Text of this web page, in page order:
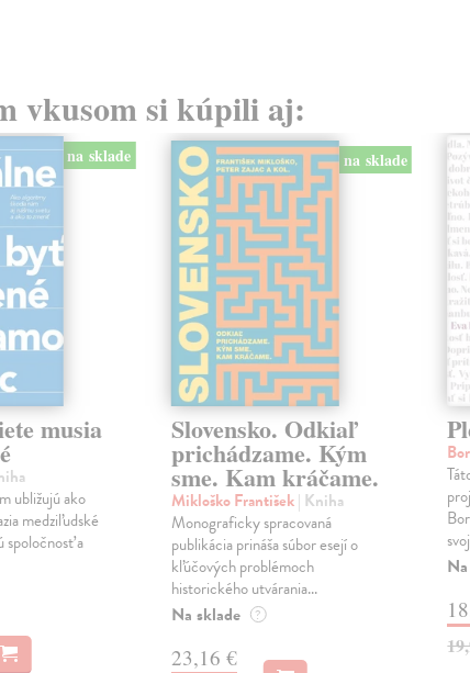
vkusom si kúpili aj:
na sklade
musia
ubližujú ako
medziľudské
spoločnosť a
na sklade
Slovensko. Odkiaľ
prichádzame. Kým
sme. Kam kráčame.
Mikloško František| Kniha
Monograficky spracovaná
publikácia prináša súbor esejí o
kľúčových problémoch
historického utvárania...
Na sklade ?
23,16 €